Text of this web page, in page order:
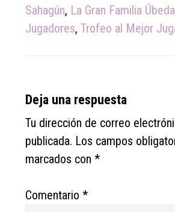
Sahagún, La Gran Familia Úbeda
Jugadores,Trofeo al Mejor
Reader
Interactions
Deja una respuesta
Tu dirección de correo
publicada. Los campos
marcados con*
Comentario*